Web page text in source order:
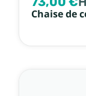
Chaise de